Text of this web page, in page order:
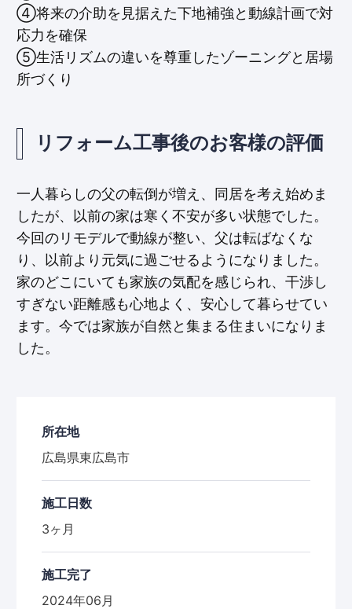
④将来の介助を見据えた下地補強と動線計画で対
応力を確保
⑤生活リズムの違いを尊重したゾーニングと居場
所づくり
リフォーム工事後のお客様の評価
一人暮らしの父の転倒が増え、同居を考え始めま
したが、以前の家は寒く不安が多い状態でした。
今回のリモデルで動線が整い、父は転ばなくな
り、以前より元気に過ごせるようになりました。
家のどこにいても家族の気配を感じられ、干渉し
すぎない距離感も心地よく、安心して暮らせてい
ます。今では家族が自然と集まる住まいになりま
した。
所在地
広島県東広島市
施工日数
3ヶ月
施工完了
2024年06月